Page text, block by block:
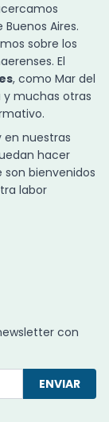
Aires.
sobre los
El
, como Mar del
y muchas otras
nuestras
hacer
bienvenidos
labor
con
ENVIAR